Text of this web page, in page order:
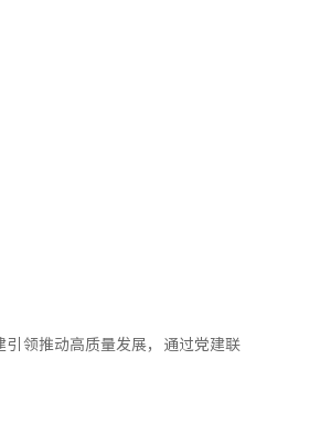
领推动高质量发展，通过党建联